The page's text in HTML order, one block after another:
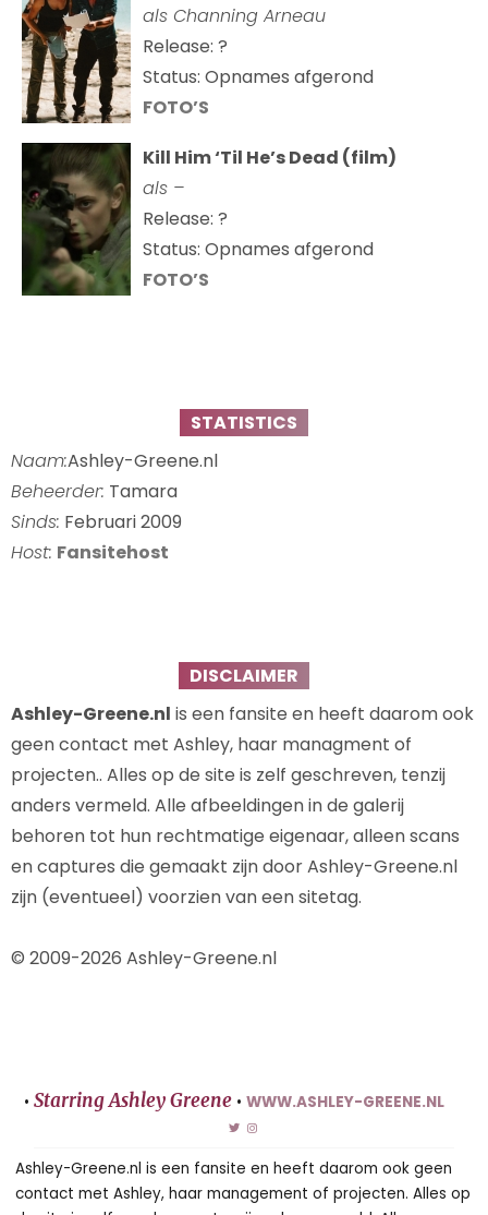
als Channing Arneau
Release: ?
Status: Opnames afgerond
FOTO’S
Kill Him ‘Til He’s Dead (film)
als –
Release: ?
Status: Opnames afgerond
FOTO’S
STATISTICS
Naam:Ashley-Greene.nl
Beheerder: Tamara
Sinds: Februari 2009
Host: Fansitehost
DISCLAIMER
Ashley-Greene.nl is een fansite en heeft daarom ook
geen contact met Ashley, haar managment of
projecten.. Alles op de site is zelf geschreven, tenzij
anders vermeld. Alle afbeeldingen in de galerij
behoren tot hun rechtmatige eigenaar, alleen scans
en captures die gemaakt zijn door Ashley-Greene.nl
zijn (eventueel) voorzien van een sitetag.
© 2009-2026 Ashley-Greene.nl
• Starring Ashley Greene • WWW.ASHLEY-GREENE.NL
Ashley-Greene.nl is een fansite en heeft daarom ook geen
contact met Ashley, haar management of projecten. Alles op